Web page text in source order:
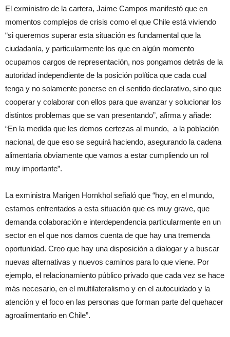
El exministro de la cartera, Jaime Campos manifestó que en
momentos complejos de crisis como el que Chile está viviendo
“si queremos superar esta situación es fundamental que la
ciudadanía, y particularmente los que en algún momento
ocupamos cargos de representación, nos pongamos detrás de la
autoridad independiente de la posición política que cada cual
tenga y no solamente ponerse en el sentido declarativo, sino que
cooperar y colaborar con ellos para que avanzar y solucionar los
distintos problemas que se van presentando”, afirma y añade:
“En la medida que les demos certezas al mundo, a la población
nacional, de que eso se seguirá haciendo, asegurando la cadena
alimentaria obviamente que vamos a estar cumpliendo un rol
muy importante”.
La exministra Marigen Hornkhol señaló que “hoy, en el mundo,
estamos enfrentados a esta situación que es muy grave, que
demanda colaboración e interdependencia particularmente en un
sector en el que nos damos cuenta de que hay una tremenda
oportunidad. Creo que hay una disposición a dialogar y a buscar
nuevas alternativas y nuevos caminos para lo que viene. Por
ejemplo, el relacionamiento público privado que cada vez se hace
más necesario, en el multilateralismo y en el autocuidado y la
atención y el foco en las personas que forman parte del quehacer
agroalimentario en Chile”.